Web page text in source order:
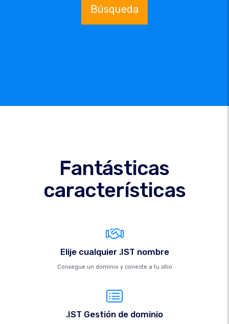
Búsqueda
Fantásticas
características
Elije cualquier .IST nombre
Consegue un dominio y conecte a tu sitio
.IST Gestión de dominio